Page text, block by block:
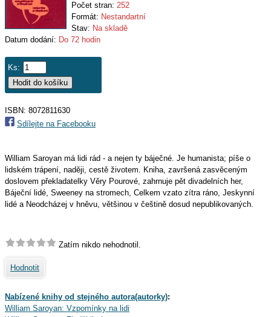
Počet stran: 252
Formát: Nestandartní
Stav: Na skladě
Datum dodání: Do 72 hodin
Ks:
ISBN: 8072811630
Sdílejte na Facebooku
William Saroyan má lidi rád - a nejen ty báječné. Je humanista; píše o
lidském trápení, naději, cestě životem. Kniha, završená zasvěceným
doslovem překladatelky Věry Pourové, zahrnuje pět divadelních her,
Báječní lidé, Sweeney na stromech, Celkem vzato zítra ráno, Jeskynní
lidé a Neodcházej v hněvu, většinou v češtině dosud nepublikovaných.
Zatím nikdo nehodnotil.
Hodnotit
Nabízené knihy od stejného autora(autorky):
William Saroyan: Vzpomínky na lidi